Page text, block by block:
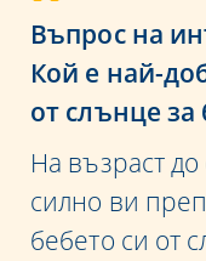
Въпрос на
Кой е най-
от слънце
На възраст
силно ви
бебето си от